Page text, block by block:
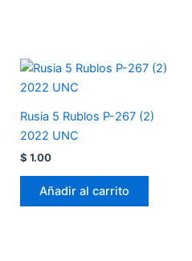
Rusia 5 Rublos P-267 (2)
2022 UNC
$ 1.00
Añadir al carrito